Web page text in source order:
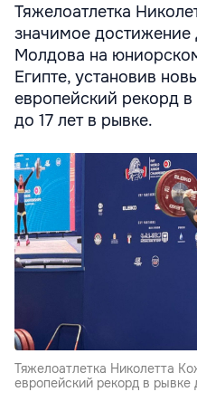
Тяжелоатлетка
значимое достижение
Молдова на
Египте, установив
европейский рекорд в
до 17 лет в рывке.
Тяжелоатлетка Николетта
европейский рекорд в рывке